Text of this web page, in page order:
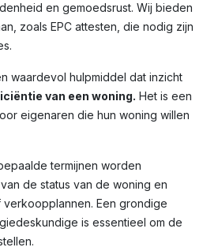
en gemoedsrust. Wij bieden
zoals EPC attesten, die nodig zijn
waardevol hulpmiddel dat inzicht
van een woning. Het is een
eigenaren die hun woning willen
termijnen worden
de status van de woning en
Een grondige
is essentieel om de